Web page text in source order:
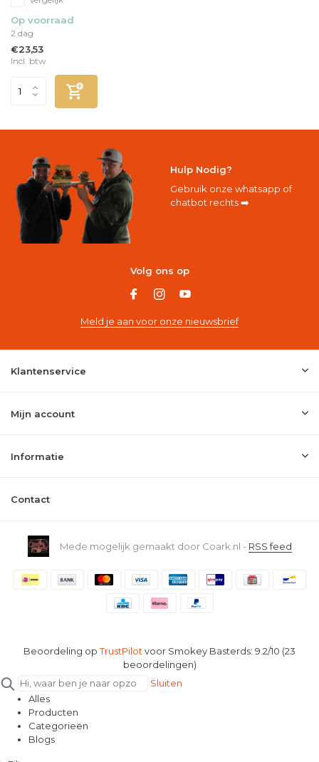
Op voorraad
2 dag
€23,53
Incl. btw
Hulp Nodig?
Gebruik onze whatsapp of
chatbot rechts ➡️
Volg ons op
Meld je aan voor onze nieuwsbrief
Klantenservice
Mijn account
Informatie
Contact
Mede mogelijk gemaakt door Coark.nl - RSS feed
Beoordeling opTrustPilotvoor Smokey Basterds: 9.2/10 (23
beoordelingen)
Sluiten
Alles
Producten
Categorieën
Blogs